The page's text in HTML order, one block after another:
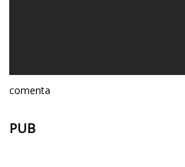
comenta
PUB